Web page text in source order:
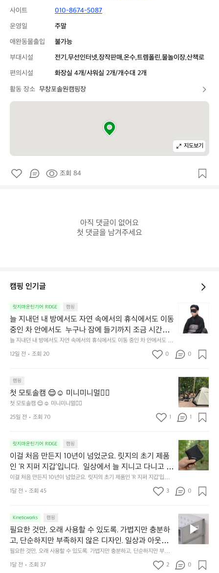
사이트
010-8674-5087
운영일
주말
애완동물출입
불가능
부대시설
전기,무선인터넷,장작판매,온수,트렘폴린,물놀이장,산책로
편의시설
화장실 4개/샤워실 2개/개수대 2개
활동 장소 무창포솔원캠핑장
지도보기
조회 84
아직 댓글이 없어요
첫 댓글을 남겨주세요
캠핑 인기글
릿지마운틴기어 RIDGE 캠핑
늘 지내던 내 방에서도 자연 속에서의 휴식에서도 이동
중인 차 안에서도  누구나 잠에 들기까지 조금 시간이
걸리는 순간이 있습니다.  그럴 때는 차분하게 눈을 가
려보세요. 마치 암막 커튼을 조용히 내리듯이.  Polarte
c® Wind Pro™의 온기가 눈가를 포근히 감싸줍니다.
줍니다.  이 슬립 웜을 쓰는 것만으로 그곳은 나만의 밤
이 됩니다.  안녕히 주무세요.
늘 지내던 내 방에서도 자연 속에서의 휴식에서도 이동 중인 차 안에서도  누
구나 잠에 들기까지 조금 시간이 걸리는 순간이 있습니다.  그럴 때는 차분하
게 눈을 가려보세요. 마치 암막 커튼을 조용히 내리듯이.  Polartec® Wind
밤이 됩니다.  안녕히 주무세요.
내
던
방
도
자
연
속
에
의
휴
식
에
도
이
중
인
차
안
서
도
12일 전 조회 20 0 0
캠핑
첫 모토솔캠 😌☺️ 미니미니멀👌🏼
첫 모토솔캠 😌☺️ 미니미니멀👌🏼
첫
모
토
솔
캠
☺️
미
니
미
멀
👌🏼
25일 전 조회 70 1 1
릿지마운틴기어 RIDGE 캠핑
이걸 처음 만든지 10년이 넘었군요. 릿지의 초기 제품
인 ‘R 지퍼 지갑’입니다.  일상에서 늘 지니고 다니고 싶
어지는 물건에는 크기, 무게, 형태, 색감 사이의 아주 미
묘한 밸런스가 존재합니다.  예를 들자면 일에 집중하
느라 책상 위 가장자리에 대충 걸쳐 놓아도 시야에 걸
는 균형감에서 출발했습니다.  그중에서도 슬림함에 철
저히 집착했습니다. 튼튼한 내구도와 넉넉한 수납력을
해치치 않는 선에서, 가장 가볍고 얇게 설계했습니다.
이 디자인과 사용감은, 꼭 직접 손으로 만져보며 경험
해 보시기를 바랍니다.
이걸 처음 만든지 10년이 넘었군요. 릿지의 초기 제품인 ‘R 지퍼 지갑’입니
다.  일상에서 늘 지니고 다니고 싶어지는 물건에는 크기, 무게, 형태, 색감
사이의 아주 미묘한 밸런스가 존재합니다.  예를 들자면 일에 집중하느라 책
철저히 집착했습니다. 튼튼한 내구도와 넉넉한 수납력을 해치치 않는 선에
서, 가장 가볍고 얇게 설계했습니다.  이 디자인과 사용감은, 꼭 직접 손으로
만져보며 경험해 보시기를 바랍니다.
이
걸
처
음
든
0
년
이
넘
군
1달 전 조회 45 3 0
Kineticworks 캠핑
필요한 것만, 오래 사용할 수 있도록. 가볍지만 충분하
고, 단순하지만 부족하지 않은 디자인. 일상과 아웃도
어의 경계를 자연스럽게 이어주는 RIDGE MOUNTAIN
GEAR. 키네틱웍스에서 만나보세요.
필요한 것만, 오래 사용할 수 있도록. 가볍지만 충분하고, 단순하지만 부족하
지 않은 디자인. 일상과 아웃도어의 경계를 자연스럽게 이어주는 RIDGE M
OUNTAIN GEAR. 키네틱웍스에서 만나보세요.
필
요
한
것
오
1달 전 조회 37 2 0